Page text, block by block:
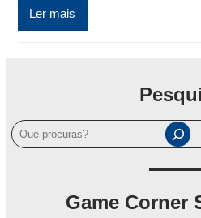
Ler mais
P
e
Game Corner